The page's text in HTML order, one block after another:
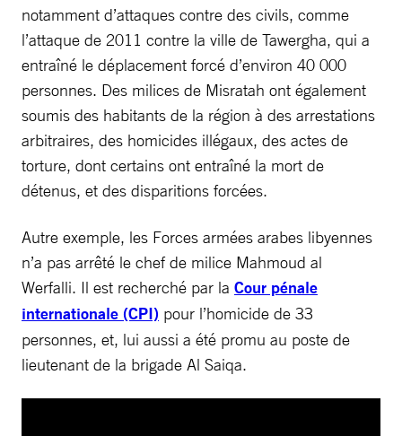
notamment d’attaques contre des civils, comme
l’attaque de 2011 contre la ville de Tawergha, qui a
entraîné le déplacement forcé d’environ 40 000
personnes. Des milices de Misratah ont également
soumis des habitants de la région à des arrestations
arbitraires, des homicides illégaux, des actes de
torture, dont certains ont entraîné la mort de
détenus, et des disparitions forcées.
Autre exemple, les Forces armées arabes libyennes
n’a pas arrêté le chef de milice Mahmoud al
Werfalli. Il est recherché par la Cour pénale
internationale (CPI) pour l’homicide de 33
personnes, et, lui aussi a été promu au poste de
lieutenant de la brigade Al Saiqa.